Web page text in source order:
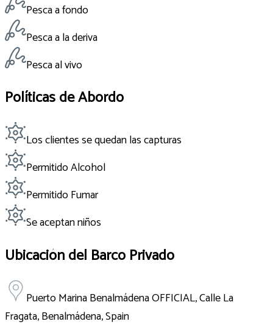
Pesca a fondo
Pesca a la deriva
Pesca al vivo
Políticas de Abordo
Los clientes se quedan las capturas
Permitido Alcohol
Permitido Fumar
Se aceptan niños
Ubicación del Barco Privado
Puerto Marina Benalmádena OFFICIAL, Calle La
Fragata, Benalmádena, Spain